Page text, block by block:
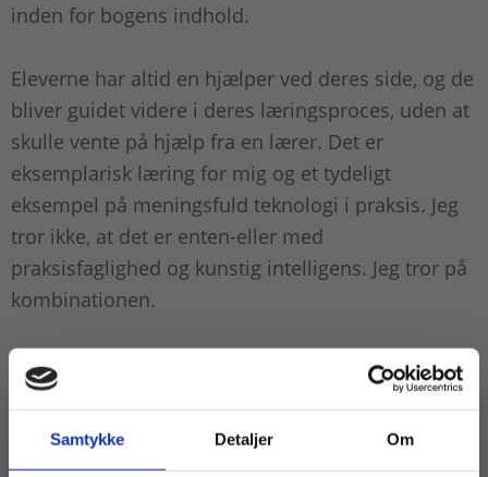
Samtykke Detaljer Om
inden for bogens indhold.
Eleverne har altid en hjælper ved deres side, og de
bliver guidet videre i deres læringsproces, uden at
skulle vente på hjælp fra en lærer. Det er
eksemplarisk læring for mig og et tydeligt
eksempel på meningsfuld teknologi i praksis. Jeg
tror ikke, at det er enten-eller med
praksisfaglighed og kunstig intelligens. Jeg tror på
kombinationen.
Hvad er formålet med at integrere AI i
læremidler?
Det er balancen i at stille teknologier til rådighed i
en form, hvor det fortsat er lærerens ansvar at